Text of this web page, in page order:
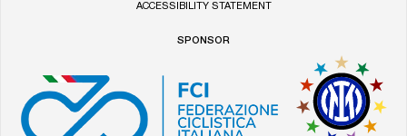
ACCESSIBILITY STATEMENT
SPONSOR